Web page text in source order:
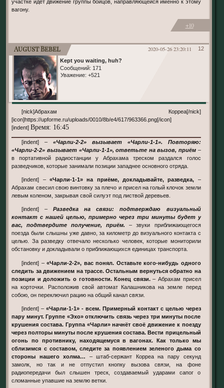
участке идёт движение группы бойцов, направляющейся именно к этому
вагону.
+10
12
2020-05-26 23:20:11
August Bebel
Kept you waiting, huh?
Сообщений: 171
Уважение: +521
[nick]Абрахам Корреа[/nick]
[icon]https://upforme.ru/uploads/0010/8b/e4/617/963366.png[/icon]
[indent] Время: 16:45
[indent] –«Чарли-2-2» вызывает «Чарли-1-1». Повторяю:
«Чарли-2-2» вызывает «Чарли-1-1», ответьте на вызов, приём–
в портативной радиостанции у Абрахама треском раздался голос
разведчиков, которые занимали позиции западнее основного отряда.
[indent] – «Чарли-1-1» на приёме, докладывайте, разведка, –
Абрахам свесил свою винтовку за плечо и присел на голый клочок земли
левым коленом, закрывая свой силуэт под листвой деревьев.
[indent] –Разведка на связи: подтверждаю визуальный
контакт с нашей целью, примерно через три минуты будет у
вас, подтвердите получение, приём.
– звуки приближающегося
поезда были слышны уже давно, за километр до визуального контакта с
целью. За разведку отвечало несколько человек, которые мониторили
обстановку и докладывали о приближающихся единицах транспорта.
[indent] –«Чарли-2-2», вас понял. Оставьте кого-нибудь одного
следить за движением на трассе. Остальным вернуться обратно на
позиции и доложить о готовности. Конец связи.– Абрахам присел
на корточки. Расположив свой автомат Калашникова на земле перед
собою, он переключил рацию на общий канал связи.
[indent] –«Чарли-1-1» - всем. Примерный контакт с целью через
пару минут. Группе «Эхо» отключить связь через три минуты после
крушения состава. Группа «Чарли» начнёт своё движение к поезду
через полторы минуты после крушения состава. Вести прицельный
огонь по противнику, находящемуся в вагонах. Как только мы
сблизимся с составом, следите за появлением зеленого дыма со
стороны нашего холма…
– штаб-сержант Корреа на пару секунд
замолк, но так и не отпустил кнопку вызова связи, на фоне
радиопередачи был слышен треск, создаваемый ударами сапог о
сломанные упавшие на землю ветки.